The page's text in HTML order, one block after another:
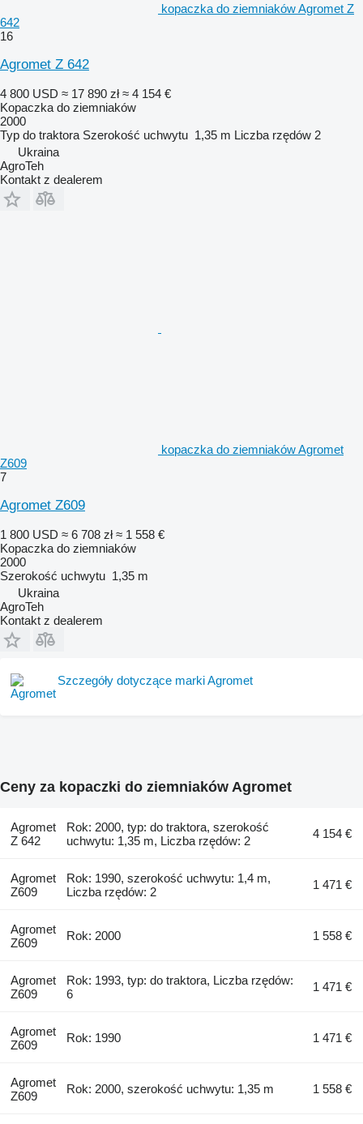
kopaczka do ziemniaków Agromet Z
642
16
Agromet Z 642
4 800 USD ≈ 17 890 zł ≈ 4 154 €
Kopaczka do ziemniaków
2000
Typ do traktora Szerokość uchwytu 1,35 m Liczba rzędów 2
Ukraina
AgroTeh
Kontakt z dealerem
kopaczka do ziemniaków Agromet
Z609
7
Agromet Z609
1 800 USD ≈ 6 708 zł ≈ 1 558 €
Kopaczka do ziemniaków
2000
Szerokość uchwytu 1,35 m
Ukraina
AgroTeh
Kontakt z dealerem
Szczegóły dotyczące marki Agromet
Ceny za kopaczki do ziemniaków Agromet
Agromet
Z 642
Rok: 2000, typ: do traktora, szerokość
uchwytu: 1,35 m, Liczba rzędów: 2
4 154 €
Agromet
Z609
Rok: 1990, szerokość uchwytu: 1,4 m,
Liczba rzędów: 2
1 471 €
Agromet
Z609
Rok: 2000 1 558 €
Agromet
Z609
Rok: 1993, typ: do traktora, Liczba rzędów:
6
1 471 €
Agromet
Z609
Rok: 1990 1 471 €
Agromet
Z609
Rok: 2000, szerokość uchwytu: 1,35 m 1 558 €